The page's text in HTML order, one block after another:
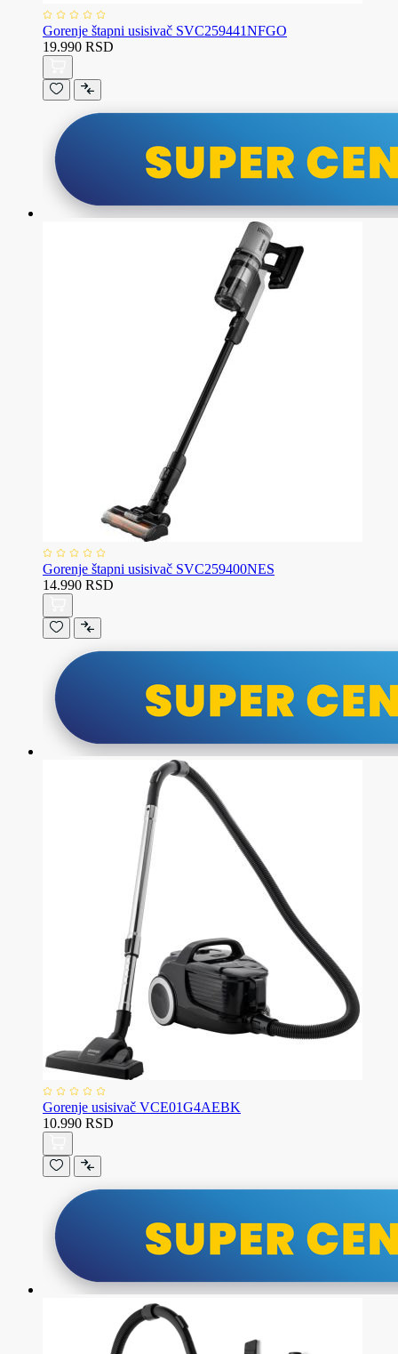
Gorenje štapni usisivač SVC259441NFGO
19.990 RSD
Gorenje štapni usisivač SVC259400NES
14.990 RSD
Gorenje usisivač VCE01G4AEBK
10.990 RSD